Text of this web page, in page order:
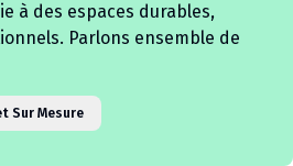
à des espaces durables,
Parlons ensemble de
Sur Mesure